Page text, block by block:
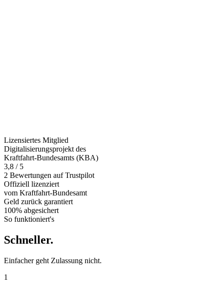
Lizensiertes Mitglied
Digitalisierungsprojekt des
Kraftfahrt-Bundesamts (KBA)
3,8 / 5
2 Bewertungen auf Trustpilot
Offiziell lizenziert
vom Kraftfahrt-Bundesamt
Geld zurück garantiert
100% abgesichert
So funktioniert's
Schneller.
Einfacher geht Zulassung nicht.
1